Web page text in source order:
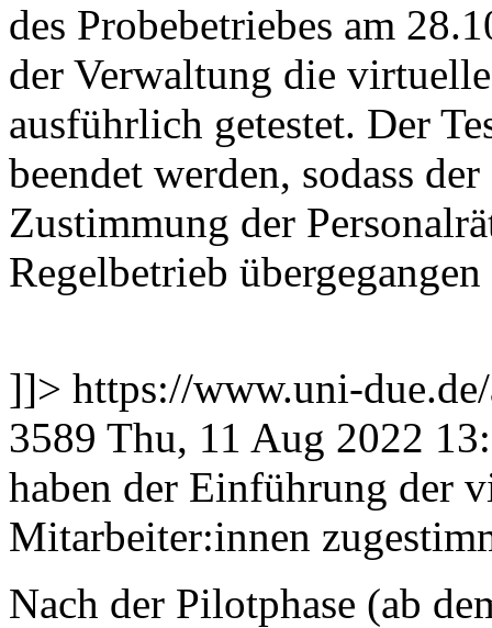
des Probebetriebes am
der Verwaltung die
ausführlich getestet. Der
beendet werden, sodass
Zustimmung der
Regelbetrieb
]]> https://www.uni-
3589 Thu, 11 Aug 2022
haben der Einführung der
Mitarbeiter:innen
Nach der Pilotphase (ab